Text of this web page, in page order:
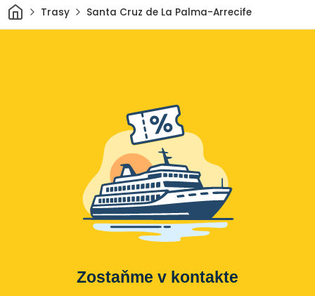
Domov
Trasy Santa Cruz de La Palma-Arrecife
Zostaňme v kontakte